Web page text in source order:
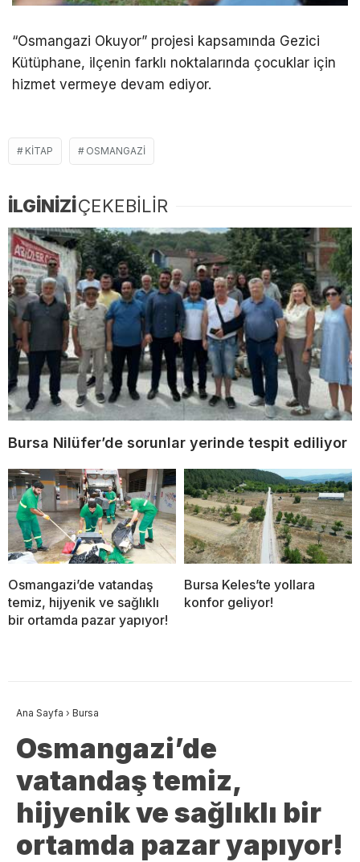
“Osmangazi Okuyor” projesi kapsamında Gezici
Kütüphane, ilçenin farklı noktalarında çocuklar için
hizmet vermeye devam ediyor.
KITAP OSMANGAZI
İLGİNİZİÇEKEBİLİR
Bursa Nilüfer’de sorunlar yerinde tespit ediliyor
Osmangazi’de vatandaş
temiz, hijyenik ve sağlıklı
bir ortamda pazar yapıyor!
Bursa Keles’te yollara
konfor geliyor!
Ana Sayfa › Bursa
Osmangazi’de
vatandaş temiz,
hijyenik ve sağlıklı bir
ortamda pazar yapıyor!